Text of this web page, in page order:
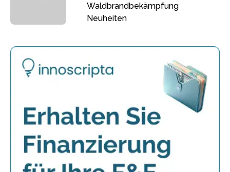
Waldbrandbekämpfung
Neuheiten